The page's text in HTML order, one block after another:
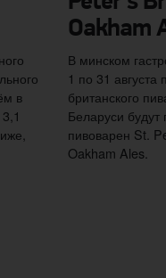
в
Oakham
В минском
1 по 31 августа
британского
Беларуси будут
пивоварен St.
Oakham Ales.